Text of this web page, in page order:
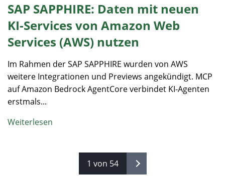
SAP SAPPHIRE: Daten mit neuen
KI-Services von Amazon Web
Services (AWS) nutzen
Im Rahmen der SAP SAPPHIRE wurden von AWS
weitere Integrationen und Previews angekündigt. MCP
auf Amazon Bedrock AgentCore verbindet KI-Agenten
erstmals...
Weiterlesen
1 von 54